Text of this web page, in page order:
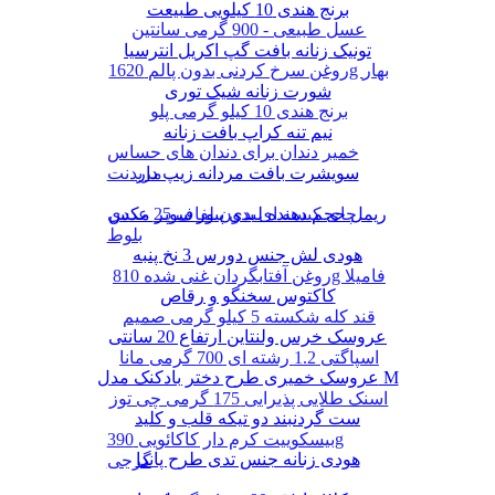
عسل طبیعی - 900 گرمی سانتین
روغن سرخ کردنی بدون پالم 1620g بهار
برنج هندی 10 کیلو گرمی پلو
خمیر دندان برای دندان های حساس
مریدنت
چای کیسه ای بدون لفاف 25 عددی
بلوط
روغن آفتابگردان غنی شده 810g فامیلا
قند کله شکسته 5 کیلو گرمی صمیم
اسپاگتی 1.2 رشته ای 700 گرمی مانا
اسنک طلایی پذیرایی 175 گرمی چی توز
بیسکوییت کرم دار کاکائویی 390g
گرجی
برنج هندی 10 کیلویی طبیعت
تونیک زنانه بافت گپ اکریل انترسیا
شورت زنانه شیک توری
نیم تنه کراپ بافت زنانه
سویشرت بافت مردانه زیپ دار
ریمل حجم دهنده لیدی پیور سوپر مکس
هودی لش جنس دورس 3 نخ پنبه
کاکتوس سخنگو و رقاص
عروسک خرس ولنتاین ارتفاع 20 سانتی
عروسک خمیری طرح دختر بادکنک مدل M
ست گردنبند دو تیکه قلب و کلید
هودی زنانه جنس تدی طرح پاندا